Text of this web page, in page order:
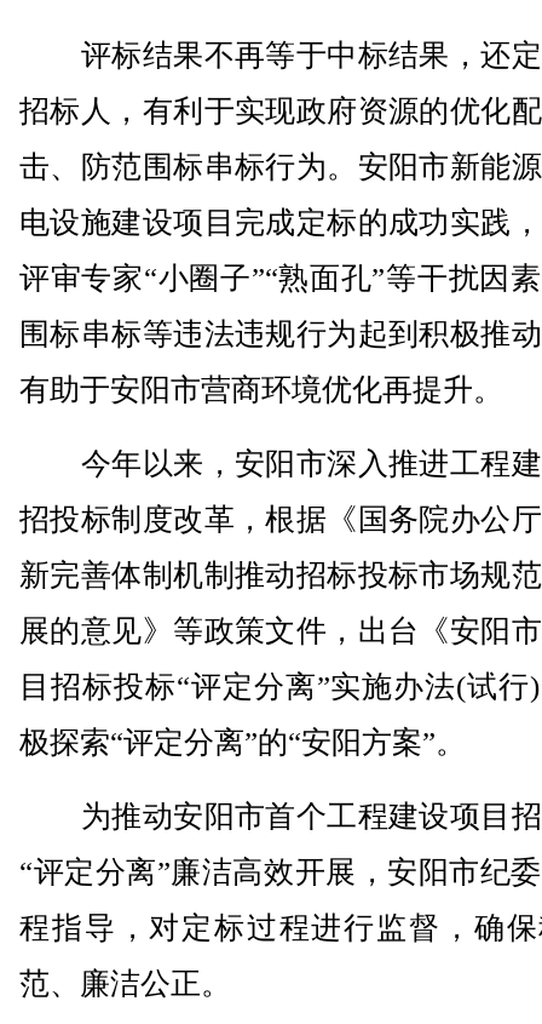
评标结果不再等于中标结果，还
招标人，有利于实现政府资源的优化
击、防范围标串标行为。安阳市新能
电设施建设项目完成定标的成功实践
评审专家“小圈子”“熟面孔”等干扰因
围标串标等违法违规行为起到积极推
有助于安阳市营商环境优化再提升。
今年以来，安阳市深入推进工程
招投标制度改革，根据《国务院办公
新完善体制机制推动招标投标市场规
展的意见》等政策文件，出台《安阳
目招标投标“评定分离”实施办法(试行
极探索“评定分离”的“安阳方案”。
为推动安阳市首个工程建设项目
“评定分离”廉洁高效开展，安阳市纪
程指导，对定标过程进行监督，确
范、廉洁公正。